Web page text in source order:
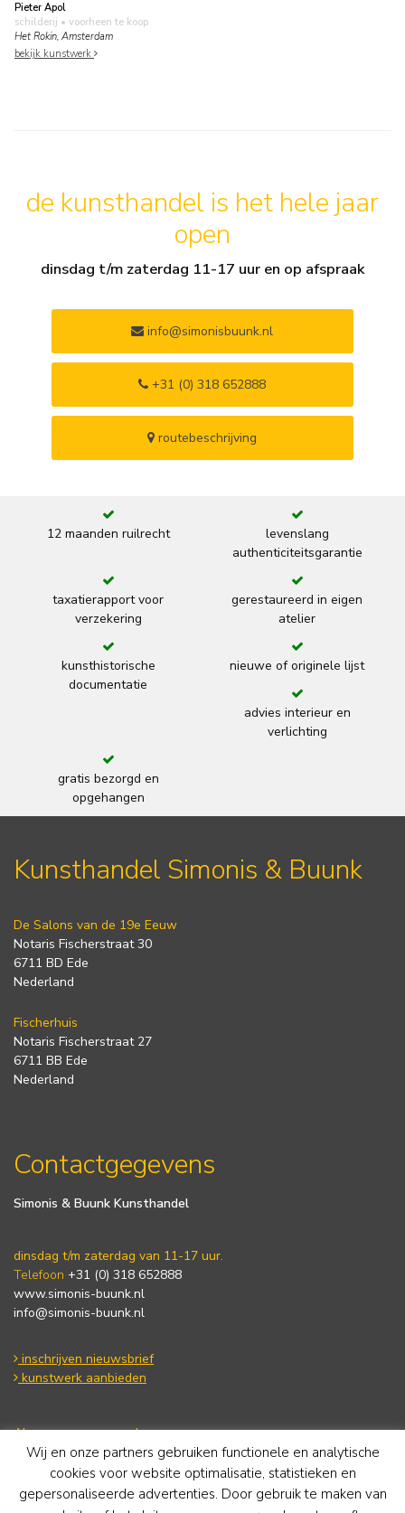
Pieter Apol
schilderij • voorheen te koop
Het Rokin, Amsterdam
bekijk kunstwerk
de kunsthandel is het hele jaar
open
dinsdag t/m zaterdag 11-17 uur en op afspraak
info@simonisbuunk.nl
+31 (0) 318 652888
routebeschrijving
12 maanden ruilrecht
levenslang
authenticiteitsgarantie
taxatierapport voor
verzekering
gerestaureerd in eigen
atelier
kunsthistorische
documentatie
nieuwe of originele lijst
advies interieur en
verlichting
gratis bezorgd en
opgehangen
Kunsthandel Simonis & Buunk
De Salons van de 19e Eeuw
Notaris Fischerstraat 30
6711 BD Ede
Nederland
Fischerhuis
Notaris Fischerstraat 27
6711 BB Ede
Nederland
Contactgegevens
Simonis & Buunk Kunsthandel
dinsdag t/m zaterdag van 11-17 uur.
Telefoon +31 (0) 318 652888
www.simonis-buunk.nl
info@simonis-buunk.nl
inschrijven nieuwsbrief
kunstwerk aanbieden
Algemene voorwaarden
Privacy statement
Cookie Policy
Disclaimer
Wij en onze partners gebruiken functionele en analytische
cookies voor website optimalisatie, statistieken en
gepersonaliseerde advertenties. Door gebruik te maken van